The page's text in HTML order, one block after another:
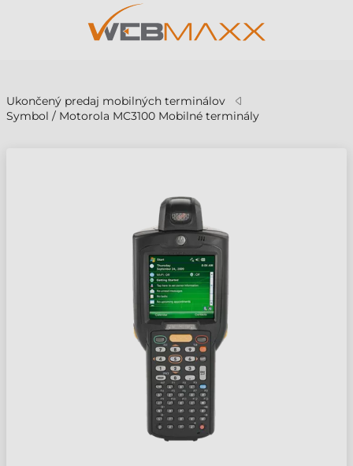
Ukončený predaj mobilných terminálov
Symbol / Motorola MC3100 Mobilné terminály